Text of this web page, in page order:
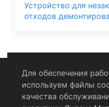
Устройство для
отходов
Политика
Для обеспечения
используем файлы
качества